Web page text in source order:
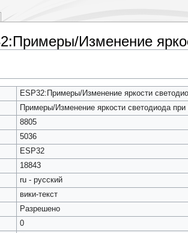
Изменение
ESP32:Примеры/Изменение яркости
Примеры/Изменение яркости светодиода
8805
5036
ESP32
18843
ru - русский
вики-текст
Разрешено
0